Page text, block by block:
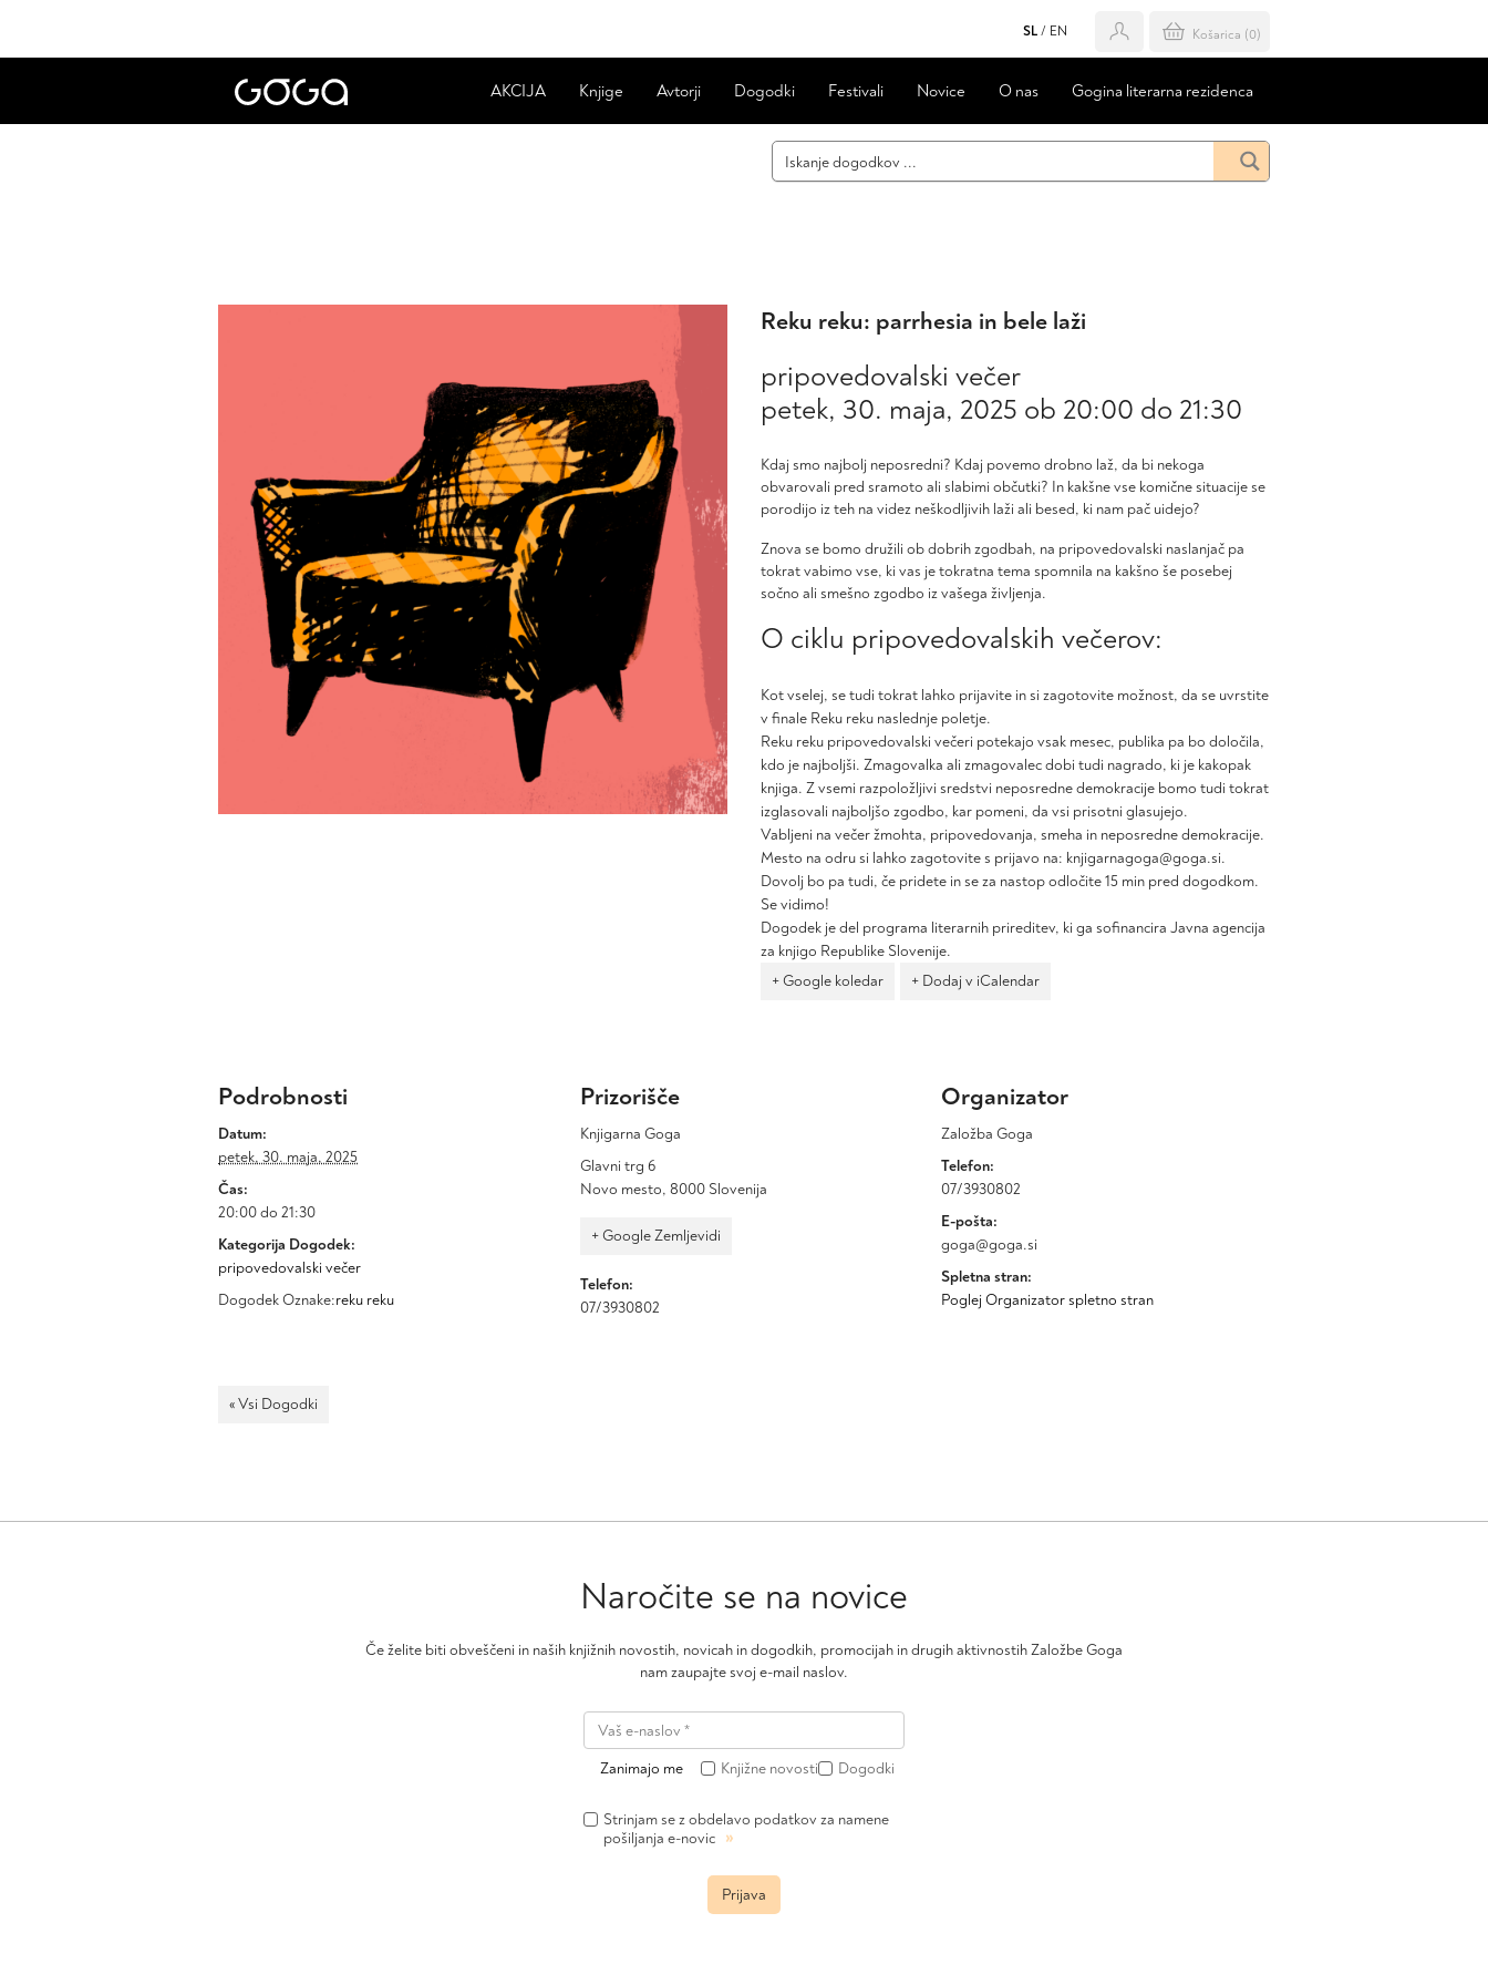
SL / EN Košarica (0)
AKCIJA Knjige Avtorji Dogodki Festivali Novice O nas Gogina literarna rezidenca
Reku reku: parrhesia in bele laži
pripovedovalski večer
petek, 30. maja, 2025 ob 20:00 do 21:30
Kdaj smo najbolj neposredni? Kdaj povemo drobno laž, da bi nekoga
obvarovali pred sramoto ali slabimi občutki? In kakšne vse komične situacije se
porodijo iz teh na videz neškodljivih laži ali besed, ki nam pač uidejo?
Znova se bomo družili ob dobrih zgodbah, na pripovedovalski naslanjač pa
tokrat vabimo vse, ki vas je tokratna tema spomnila na kakšno še posebej
sočno ali smešno zgodbo iz vašega življenja.
O ciklu pripovedovalskih večerov:
Kot vselej, se tudi tokrat lahko prijavite in si zagotovite možnost, da se uvrstite
v finale Reku reku naslednje poletje.
Reku reku pripovedovalski večeri potekajo vsak mesec, publika pa bo določila,
kdo je najboljši. Zmagovalka ali zmagovalec dobi tudi nagrado, ki je kakopak
knjiga. Z vsemi razpoložljivi sredstvi neposredne demokracije bomo tudi tokrat
izglasovali najboljšo zgodbo, kar pomeni, da vsi prisotni glasujejo.
Vabljeni na večer žmohta, pripovedovanja, smeha in neposredne demokracije.
Mesto na odru si lahko zagotovite s prijavo na: knjigarnagoga@goga.si.
Dovolj bo pa tudi, če pridete in se za nastop odločite 15 min pred dogodkom.
Se vidimo!
Dogodek je del programa literarnih prireditev, ki ga sofinancira Javna agencija
za knjigo Republike Slovenije.
+ Google koledar
+ Dodaj v iCalendar
Podrobnosti
Datum:
petek, 30. maja, 2025
Čas:
20:00 do 21:30
Kategorija Dogodek:
pripovedovalski večer
Dogodek Oznake:reku reku
Prizorišče
Knjigarna Goga
Glavni trg 6
Novo mesto, 8000 Slovenija
+ Google Zemljevidi
Telefon:
07/3930802
Organizator
Založba Goga
Telefon:
07/3930802
E-pošta:
goga@goga.si
Spletna stran:
Poglej Organizator spletno stran
« Vsi Dogodki
Naročite se na novice
Če želite biti obveščeni in naših knjižnih novostih, novicah in dogodkih, promocijah in drugih aktivnostih Založbe Goga
nam zaupajte svoj e-mail naslov.
Zanimajo me Knjižne novosti Dogodki
Strinjam se z obdelavo podatkov za namene
pošiljanja e-novic »
Prijava